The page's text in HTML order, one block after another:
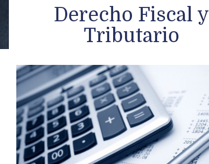
Derecho Fiscal y
Tributario